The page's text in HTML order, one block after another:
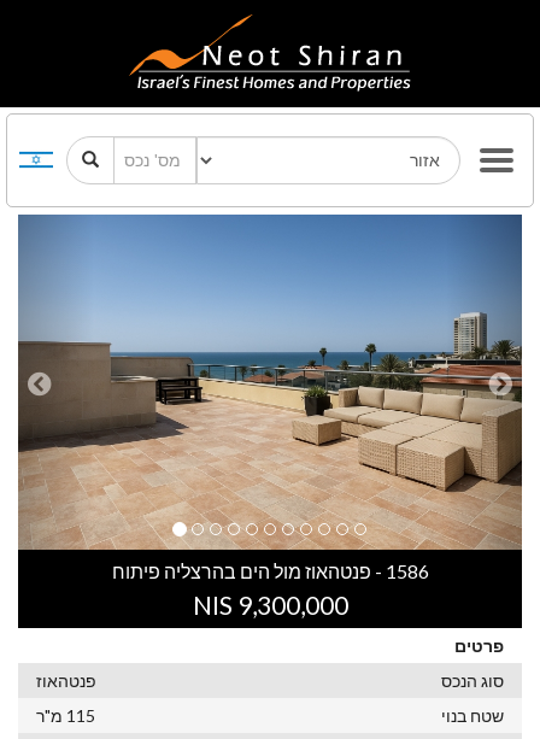
Previous Next
1586 - פנטהאוז מול הים בהרצליה פיתוח
9,300,000 NIS
פרטים
סוג הנכס
פנטהאוז
שטח בנוי
115 מ"ר